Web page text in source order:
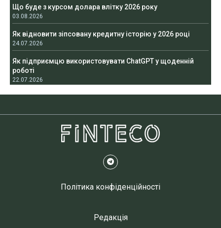
Що буде з курсом долара влітку 2026 року
03.08.2026
Як відновити зіпсовану кредитну історію у 2026 році
24.07.2026
Як підприємцю використовувати ChatGPT у щоденній
роботі
22.07.2026
Політика конфіденційності
Редакція